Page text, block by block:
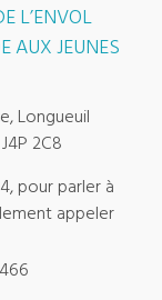
L’ENVOL
AUX JEUNES
Longueuil
2C8
pour parler à
appeler